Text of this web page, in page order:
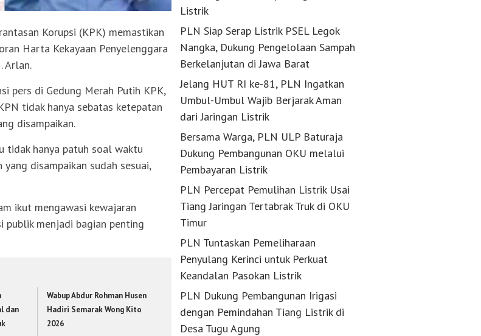
Korupsi (KPK) memastikan
Harta Kekayaan Penyelenggara
Arlan.
pers di Gedung Merah Putih KPK,
tidak hanya sebatas ketepatan
disampaikan.
tidak hanya patuh soal waktu
disampaikan sudah sesuai,
ikut mengawasi kewajaran
publik menjadi bagian penting
dan
Wabup Abdur Rohman Husen
Hadiri Semarak Wong Kito
2026
Listrik
PLN Siap Serap Listrik PSEL Legok
Nangka, Dukung Pengelolaan Sampah
Berkelanjutan di Jawa Barat
Jelang HUT RI ke-81, PLN Ingatkan
Umbul-Umbul Wajib Berjarak Aman
dari Jaringan Listrik
Bersama Warga, PLN ULP Baturaja
Dukung Pembangunan OKU melalui
Pembayaran Listrik
PLN Percepat Pemulihan Listrik Usai
Tiang Jaringan Tertabrak Truk di OKU
Timur
PLN Tuntaskan Pemeliharaan
Penyulang Kerinci untuk Perkuat
Keandalan Pasokan Listrik
PLN Dukung Pembangunan Irigasi
dengan Pemindahan Tiang Listrik di
Desa Tugu Agung